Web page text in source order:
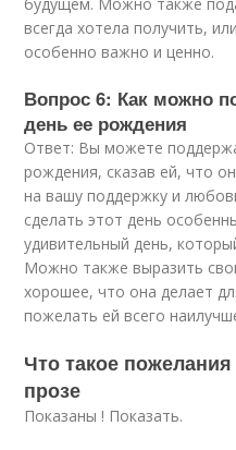
всегда хотела получить,
особенно важно и ценно.
Вопрос 6: Как можно
день ее рождения
Ответ: Вы можете
рождения, сказав ей, что
на вашу поддержку и
сделать этот день
удивительный день,
Можно также выразить
хорошее, что она делает
пожелать ей всего
Что такое
прозе
Показаны ! Показать.